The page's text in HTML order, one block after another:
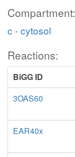
Compartment:
c - cytosol
Reactions:
BiGG ID
3OAS60
EAR40x